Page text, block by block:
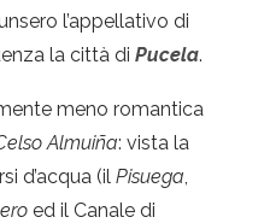
l’appellativo di
la città di Pucela.
meno romantica
Almuiña: vista la
d’acqua (il Pisuega
ed il Canale di